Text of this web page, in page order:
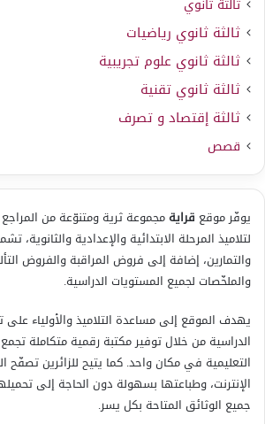
ثالثة ثانوي
ثالثة ثانوي رياضيات
ثالثة ثانوي علوم تجريبية
ثالثة ثانوي تقنية
ثالثة إقتصاد و تصرف
قصص
يوفّر موقع قرايةمجموعة ثرية ومتنوّعة من
لتلاميذ المرحلة الابتدائية والإعدادية والثانوية،
والتمارين، إضافة إلى فروض المراقبة والفروض
والملخّصات لجميع المستويات الدراسية.
يهدف الموقع إلى مساعدة التلاميذ والأولياء على
الدراسية من خلال توفير مكتبة رقمية متكاملة
التعليمية في مكان واحد. كما يتيح للزائرين تصفّح
الإنترنت، وطباعتها بسهولة دون الحاجة إلى
جميع الوثائق المتاحة بكل يسر.